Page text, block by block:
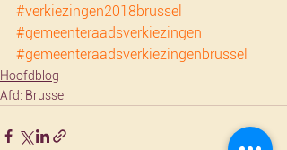
#verkiezingen2018brussel
#gemeenteraadsverkiezingen
#gemeenteraadsverkiezingenbrussel
Hoofdblog
Afd: Brussel